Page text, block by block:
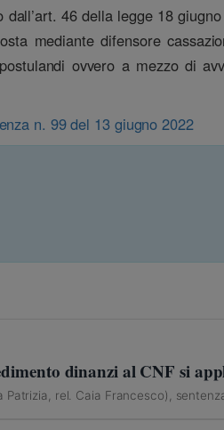
46 della legge 18
mediante difensore
ovvero a mezzo di
n. 99 del 13 giugno 2022
dinanzi al CNF si
Patrizia, rel. Caia Francesco),